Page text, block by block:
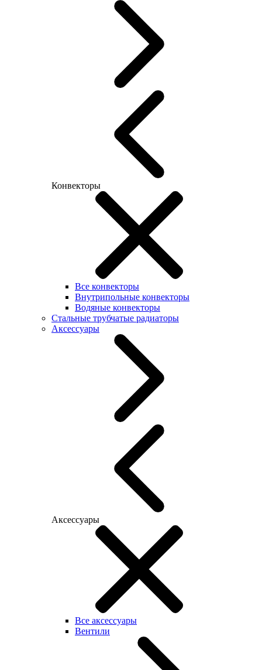
Конвекторы
Все конвекторы
Внутрипольные конвекторы
Водяные конвекторы
Стальные трубчатые радиаторы
Аксессуары
Аксессуары
Все аксессуары
Вентили